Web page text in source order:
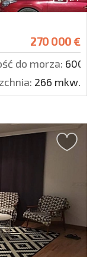
270 000 €
do morza: 6000
266 mkw.